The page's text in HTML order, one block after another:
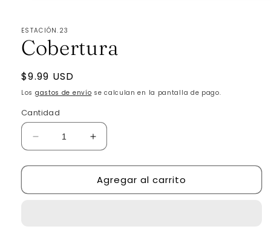
una
ventana
modal
ESTACIÓN.23
Cobertura
Precio
habitual
$9.99 USD
Los gastos de envío se calculan en la pantalla de pago.
Cantidad
Reducir
cantidad
para
Aumentar
cantidad
para
Cobertura
Agregar al carrito